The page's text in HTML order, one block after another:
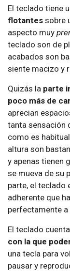
El teclado tiene
flotantes sobre
aspecto muy
teclado son de
acabados son
siente macizo y
Quizás la parte
poco más de
aprecian
tanta sensación
como es
altura son
y apenas tienen
se mueva de su
parte, el teclado
adherente que
perfectamente
El teclado
con la que
una tecla para
pausar y